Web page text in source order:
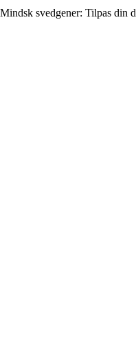
Mindsk svedgener: Tilpas din